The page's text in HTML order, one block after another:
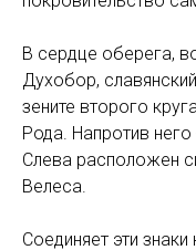
В сердце оберега,
Духобор,
зените второго
Рода. Напротив
Слева расположен
Велеса.
Соединяет эти